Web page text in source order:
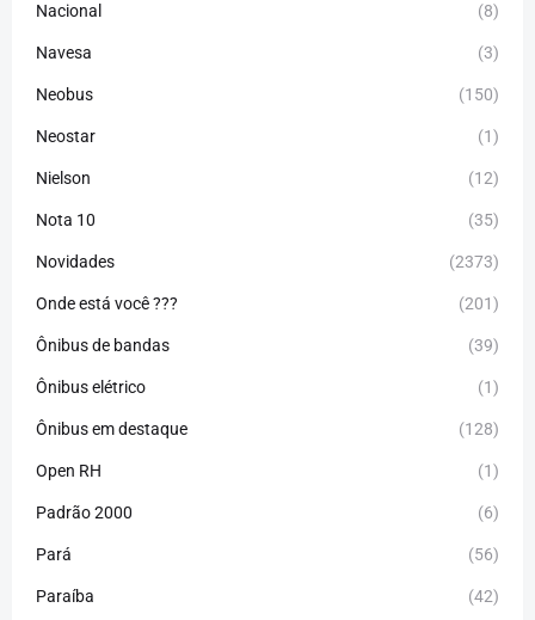
Nacional (8)
Navesa (3)
Neobus (150)
Neostar (1)
Nielson (12)
Nota 10 (35)
Novidades (2373)
Onde está você ??? (201)
Ônibus de bandas (39)
Ônibus elétrico (1)
Ônibus em destaque (128)
Open RH (1)
Padrão 2000 (6)
Pará (56)
Paraíba (42)